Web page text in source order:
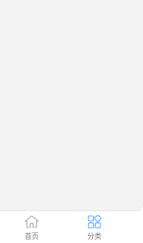
首页 分类